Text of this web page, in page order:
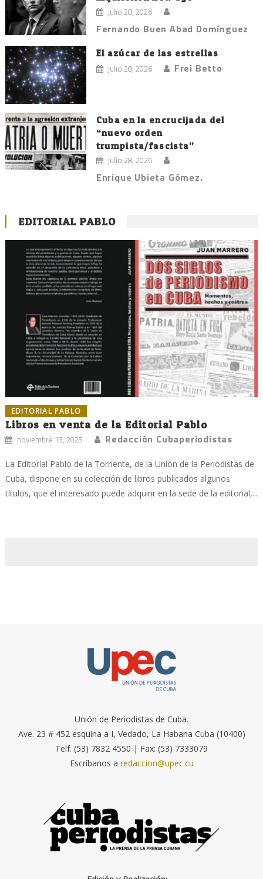
julio 28, 2026
Fernando Buen Abad Domínguez
El azúcar de las estrellas
julio 28, 2026 Frei Betto
Cuba en la encrucijada del
“nuevo orden
trumpista/fascista”
julio 28, 2026
Enrique Ubieta Gómez.
EDITORIAL PABLO
EDITORIAL PABLO
Libros en venta de la Editorial Pablo
noviembre 13, 2025 Redacción Cubaperiodistas
La Editorial Pablo de la Torriente, de la Unión de la Periodistas de
Cuba, dispone en su colección de libros publicados algunos
títulos, que el interesado puede adquirir en la sede de la editorial,...
Unión de Periodistas de Cuba.
Ave. 23 # 452 esquina a I, Vedado, La Habana Cuba (10400)
Telf. (53) 7832 4550 | Fax: (53) 7333079
Escríbanos a redaccion@upec.cu